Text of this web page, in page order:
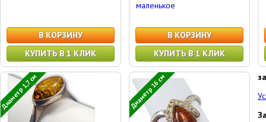
В КОРЗИНУ
КУПИТЬ В 1 КЛИК
маленькое
В КОРЗИНУ
КУПИТЬ В 1 КЛИК
Диаметр 1,7 см Диаметр 16 см